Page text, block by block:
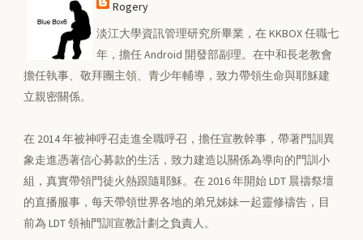
Rogery
淡江大學資訊管理研究所畢業，在 KKBOX 任職七
年，擔任 Android 開發部副理。在中和長老教會
擔任執事、敬拜團主領、青少年輔導，致力帶領生命與耶穌建
立親密關係。
在 2014 年被神呼召走進全職呼召，擔任宣教幹事，帶著門訓異
象走進憑著信心募款的生活，致力建造以關係為導向的門訓小
組，真實帶領門徒火熱跟隨耶穌。在 2016 年開始 LDT 晨禱祭壇
的直播服事，每天帶領世界各地的弟兄姊妹一起靈修禱告，目
前為 LDT 領袖門訓宣教計劃之負責人。